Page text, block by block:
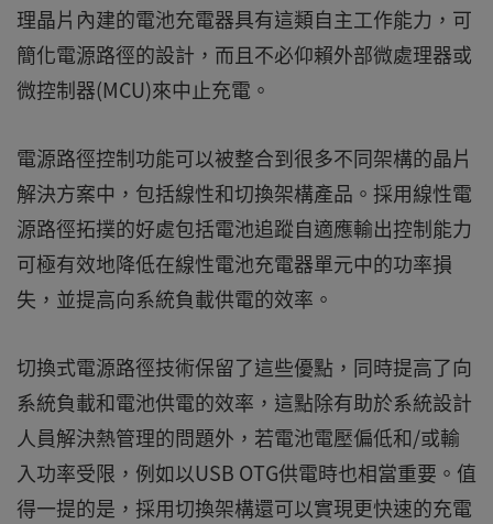
理晶片內建的電池充電器具有這類自主工作能力，可
簡化電源路徑的設計，而且不必仰賴外部微處理器或
微控制器(MCU)來中止充電。
電源路徑控制功能可以被整合到很多不同架構的晶片
解決方案中，包括線性和切換架構產品。採用線性電
源路徑拓撲的好處包括電池追蹤自適應輸出控制能力
可極有效地降低在線性電池充電器單元中的功率損
失，並提高向系統負載供電的效率。
切換式電源路徑技術保留了這些優點，同時提高了向
系統負載和電池供電的效率，這點除有助於系統設計
人員解決熱管理的問題外，若電池電壓偏低和/或輸
入功率受限，例如以USB OTG供電時也相當重要。值
得一提的是，採用切換架構還可以實現更快速的充電